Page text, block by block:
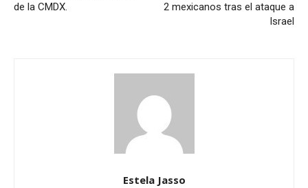
de la CMDX.
2 mexicanos tras el ataque a
Israel
Estela Jasso